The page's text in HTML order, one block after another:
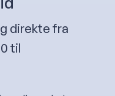
direkte fra
til